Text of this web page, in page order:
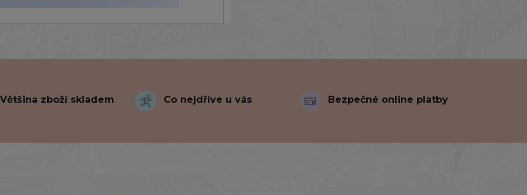
Většina zboží skladem Co nejdříve u vás Bezpečné online platby